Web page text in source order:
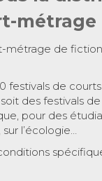
métrage
métrage de
festivals de
des festivals
pour des
l’écologie…